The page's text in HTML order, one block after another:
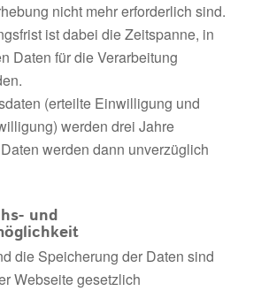
nicht mehr erforderlich sind.
ist dabei die Zeitspanne, in
Daten für die Verarbeitung
(erteilte Einwilligung und
werden drei Jahre
werden dann unverzüglich
und
die Speicherung der Daten sind
Webseite gesetzlich